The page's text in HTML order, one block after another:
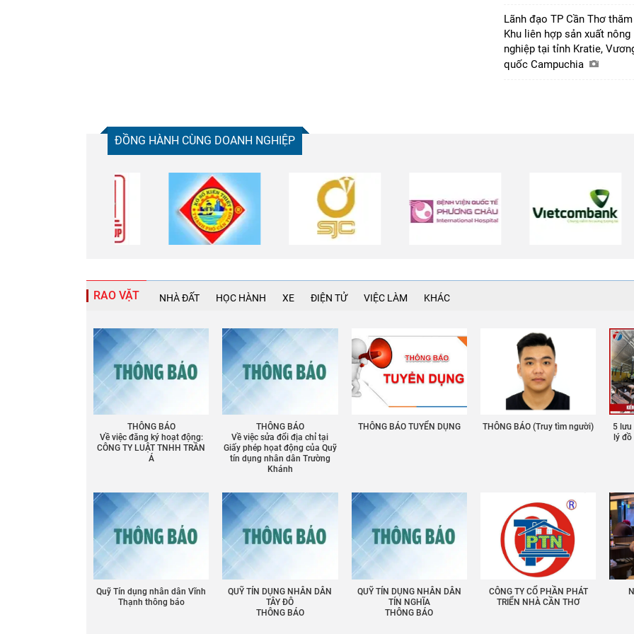
Lãnh đạo TP Cần Thơ thăm
Khu liên hợp sản xuất nông
nghiệp tại tỉnh Kratie,
quốc Campuchia
ĐỒNG HÀNH CÙNG DOANH NGHIỆP
RAO VẶT NHÀ ĐẤT HỌC HÀNH XE ĐIỆN TỬ VIỆC LÀM KHÁC
THÔNG BÁO
Về việc đăng ký hoạt động:
CÔNG TY LUẬT TNHH TRẦN
Á
THÔNG BÁO
Về việc sửa đổi địa chỉ tại
Giấy phép họat động của Quỹ
tín dụng nhân dân Trường
Khánh
THÔNG BÁO TUYỂN DỤNG THÔNG BÁO (Truy tìm người)
5
lý
Quỹ Tín dụng nhân dân Vĩnh
Thạnh thông báo
QUỸ TÍN DỤNG NHÂN DÂN
TÂY ĐÔ
THÔNG BÁO
QUỸ TÍN DỤNG NHÂN DÂN
TÍN NGHĨA
THÔNG BÁO
CÔNG TY CỔ PHẦN PHÁT
TRIỂN NHÀ CẦN THƠ